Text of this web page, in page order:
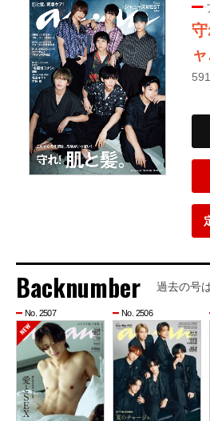
Backnumber 過去の号
No. 2507 No. 2506